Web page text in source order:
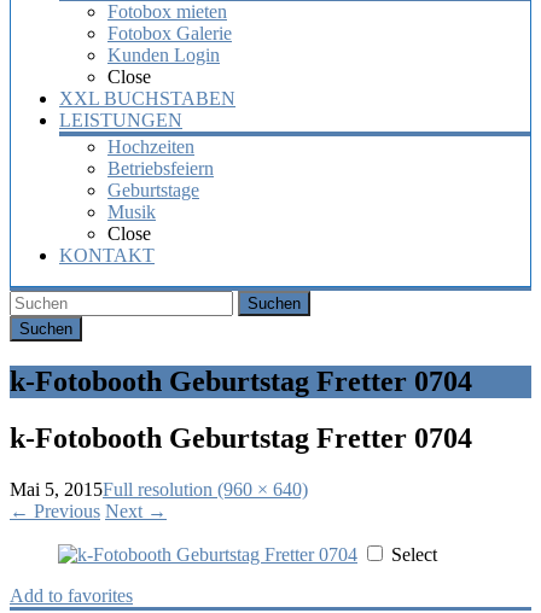
Fotobox mieten
Fotobox Galerie
Kunden Login
Close
XXL BUCHSTABEN
LEISTUNGEN
Hochzeiten
Betriebsfeiern
Geburtstage
Musik
Close
KONTAKT
Suchen
k-Fotobooth Geburtstag Fretter 0704
k-Fotobooth Geburtstag Fretter 0704
Mai 5, 2015Full resolution (960 × 640)
← Previous Next →
Select
Add to favorites